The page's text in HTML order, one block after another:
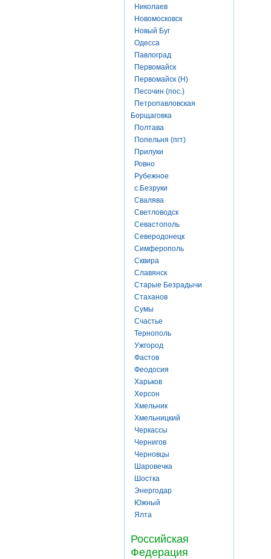
Николаев
Новомосковск
Новый Буг
Одесса
Павлоград
Первомайск
Первомайск (Н)
Песочин (пос.)
Петропавловская
Борщаговка
Полтава
Попельня (пгт)
Прилуки
Ровно
Рубежное
с.Безруки
Свалява
Светловодск
Севастополь
Северодонецк
Симферополь
Сквира
Славянск
Старые Безрадычи
Стаханов
Сумы
Счастье
Тернополь
Ужгород
Фастов
Феодосия
Харьков
Херсон
Хмельник
Хмельницкий
Черкассы
Чернигов
Черновцы
Шаровечка
Шостка
Энергодар
Южный
Ялта
Российская
Федерация